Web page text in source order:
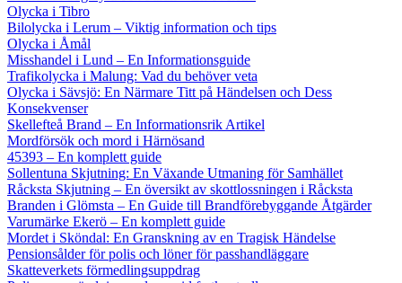
Olycka i Tibro
Bilolycka i Lerum – Viktig information och tips
Olycka i Åmål
Misshandel i Lund – En Informationsguide
Trafikolycka i Malung: Vad du behöver veta
Olycka i Sävsjö: En Närmare Titt på Händelsen och Dess
Konsekvenser
Skellefteå Brand – En Informationsrik Artikel
Mordförsök och mord i Härnösand
45393 – En komplett guide
Sollentuna Skjutning: En Växande Utmaning för Samhället
Råcksta Skjutning – En översikt av skottlossningen i Råcksta
Branden i Glömsta – En Guide till Brandförebyggande Åtgärder
Varumärke Ekerö – En komplett guide
Mordet i Sköndal: En Granskning av en Tragisk Händelse
Pensionsålder för polis och löner för passhandläggare
Skatteverkets förmedlingsuppdrag